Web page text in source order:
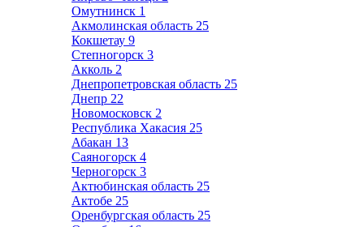
Омутнинск 1
Акмолинская область 25
Кокшетау 9
Степногорск 3
Акколь 2
Днепропетровская область 25
Днепр 22
Новомосковск 2
Республика Хакасия 25
Абакан 13
Саяногорск 4
Черногорск 3
Актюбинская область 25
Актобе 25
Оренбургская область 25